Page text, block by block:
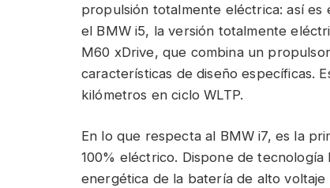
propulsión totalmente eléctrica: así
el BMW i5, la versión totalmente
M60 xDrive, que combina un
características de diseño específicas.
kilómetros en ciclo WLTP.
En lo que respecta al BMW i7, es la
100% eléctrico. Dispone de
energética de la batería de alto